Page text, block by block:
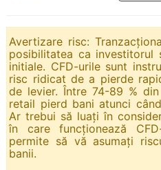
Avertizare risc:
posibilitatea ca
initiale. CFD-urile sunt
risc ridicat de a pierde
de levier. Între 74-89 %
retail pierd bani atunci
Ar trebui să luați în
în care funcționează
permite să vă asumați
banii.